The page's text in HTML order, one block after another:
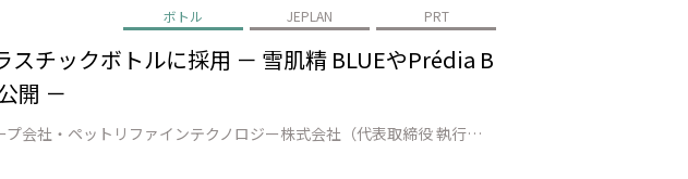
ボトル JEPLAN PRT
チックボトルに採用 － 雪肌精 BLUEやPrédia B
開 －
株式会社JEPLAN（代表取締役 執行役員社長：髙尾 正樹、以下「JEPLAN」）のグループ会社・ペットリファインテクノロジー株式会社（代表取締役 執行役員社長：伊賀 大悟、以下「ペットリファインテクノロジー」）が製造・販売する再生原料「HELIX™」は、株式会社コーセーホールディングス（代表取締役社長：小林 一俊、以…